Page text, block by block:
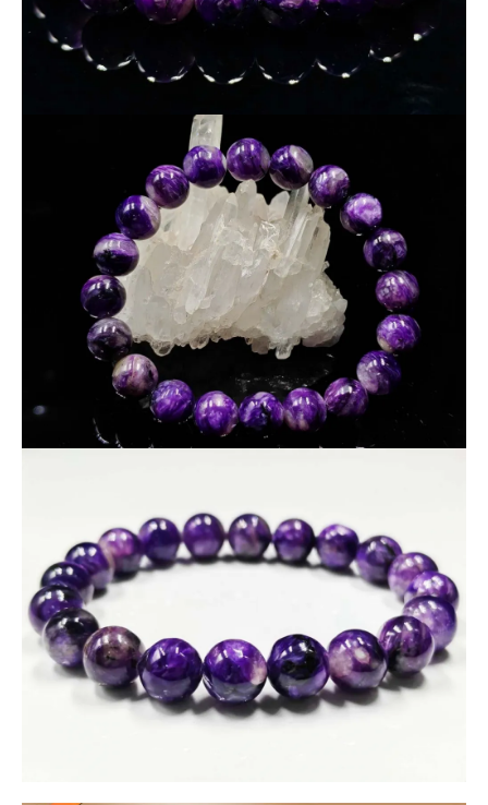
プとなっています。
精神的な安定を象徴するチャロアイトを、シックな表情で身に
※天然石のため、傷・内包物・研磨痕が見られる場合がござい
※撮影はできる限り実物に近い色味で行っておりますが、モニ
ター環境により見え方が異なる場合がございます。
※一点物につき、掲載画像の現物をお届けします。